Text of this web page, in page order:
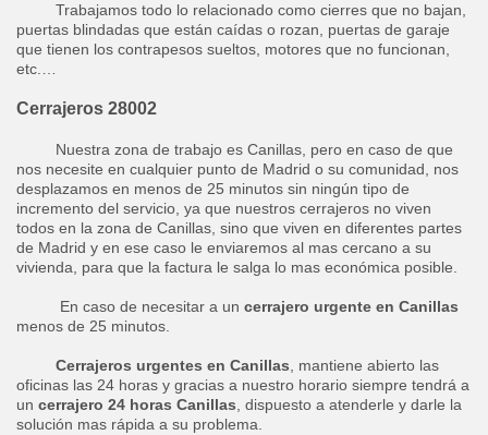
Trabajamos todo lo relacionado como cierres que no bajan,
puertas blindadas que están caídas o rozan, puertas de garaje
que tienen los contrapesos sueltos, motores que no funcionan,
etc.…
Cerrajeros 28002
Nuestra zona de trabajo es Canillas, pero en caso de que
nos necesite en cualquier punto de Madrid o su comunidad, nos
desplazamos en menos de 25 minutos sin ningún tipo de
incremento del servicio, ya que nuestros cerrajeros no viven
todos en la zona de Canillas, sino que viven en diferentes partes
de Madrid y en ese caso le enviaremos al mas cercano a su
vivienda, para que la factura le salga lo mas económica posible.
En caso de necesitar a un cerrajero urgente en Canillas
menos de 25 minutos.
Cerrajeros urgentes en Canillas, mantiene abierto las
oficinas las 24 horas y gracias a nuestro horario siempre tendrá a
un cerrajero 24 horas Canillas, dispuesto a atenderle y darle la
solución mas rápida a su problema.